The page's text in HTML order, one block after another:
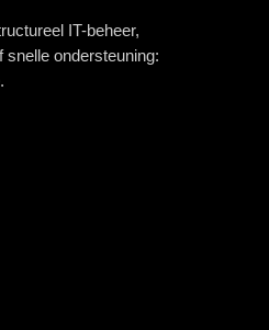
IT-beheer,
ondersteuning: